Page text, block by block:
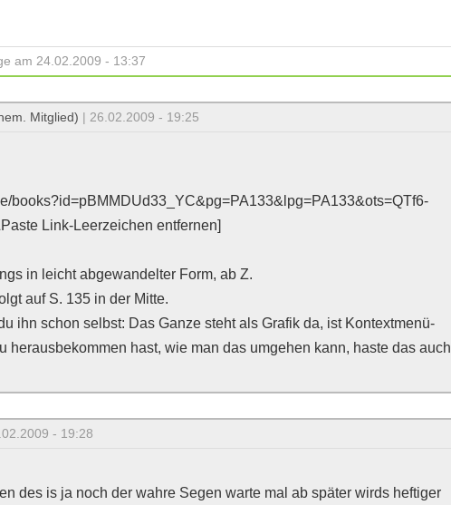
am 24.02.2009 - 13:37
Mitglied) | 26.02.2009 - 19:25
books?id=pBMMDUd33_YC&pg=PA133&lpg=PA133&ots=QTf6-
Link-Leerzeichen entfernen]
in leicht abgewandelter Form, ab Z.
auf S. 135 in der Mitte.
ihn schon selbst: Das Ganze steht als Grafik da, ist Kontextmenü-
herausbekommen hast, wie man das umgehen kann, haste das auch
- 19:28
des is ja noch der wahre Segen warte mal ab später wirds heftiger